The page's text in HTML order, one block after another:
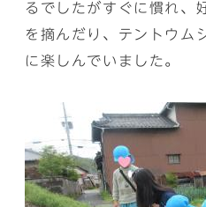
るでしたがすぐに慣れ、
を摘んだり、テントウム
に楽しんでいました。